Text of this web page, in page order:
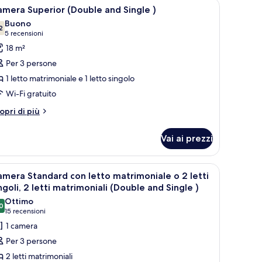
9 Superior (Double and Single )
su 10
Buono
5 recensioni
(5
recensioni)
18 m²
Per 3 persone
1 letto matrimoniale e 1 letto singolo
Wi-Fi gratuito
di più
Vai ai prezzi
città.
scrivania con televisore, una sedia e una finestra con tende.
Una camera d'albergo con due letti, una
4
Standard con letto matrimoniale o 2 letti
2 letti matrimoniali (Double and Single )
su 10
Ottimo
15 recensioni
(15
recensioni)
1 camera
Per 3 persone
2 letti matrimoniali